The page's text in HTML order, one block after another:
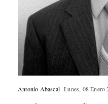
Antonio Abascal Lunes, 08 Enero